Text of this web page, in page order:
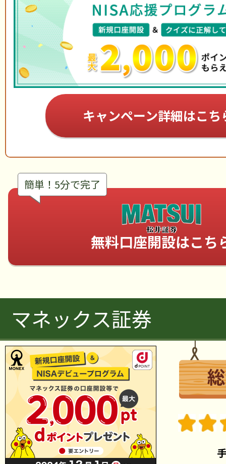
キャンペーン詳細はこち
無料口座開設はこち
簡単！5分で完了
マネックス証券